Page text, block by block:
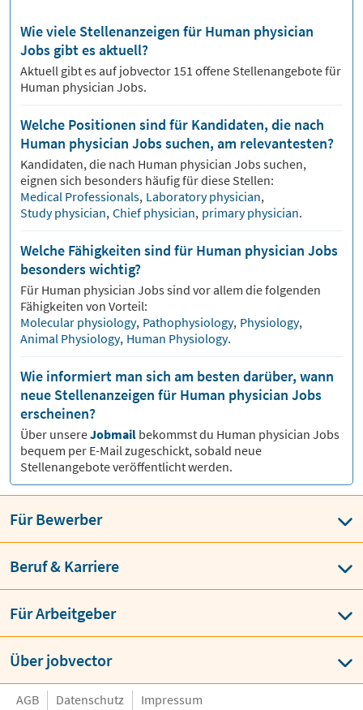
Wie viele Stellenanzeigen für Human physician
Jobs gibt es aktuell?
Aktuell gibt es auf jobvector 151 offene Stellenangebote für
Human physician Jobs.
Welche Positionen sind für Kandidaten, die nach
Human physician Jobs suchen, am relevantesten?
Kandidaten, die nach Human physician Jobs suchen,
eignen sich besonders häufig für diese Stellen:
Medical Professionals, Laboratory physician,
Study physician, Chief physician, primary physician.
Welche Fähigkeiten sind für Human physician Jobs
besonders wichtig?
Für Human physician Jobs sind vor allem die folgenden
Fähigkeiten von Vorteil:
Molecular physiology, Pathophysiology, Physiology,
Animal Physiology, Human Physiology.
Wie informiert man sich am besten darüber, wann
neue Stellenanzeigen für Human physician Jobs
erscheinen?
Über unsereJobmail bekommst du Human physician Jobs
bequem per E-Mail zugeschickt, sobald neue
Stellenangebote veröffentlicht werden.
Für Bewerber
Beruf & Karriere
Für Arbeitgeber
Über jobvector
AGB Datenschutz Impressum